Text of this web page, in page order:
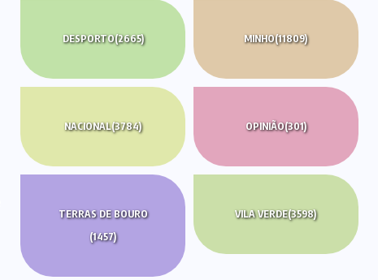
DESPORTO(2665) MINHO(11809)
NACIONAL(3784) OPINIÃO(301)
TERRAS DE BOURO
(1457)
VILA VERDE(3598)